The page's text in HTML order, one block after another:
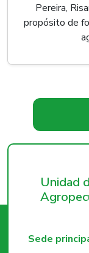
Pereira,
propósito de
Unidad
Sede